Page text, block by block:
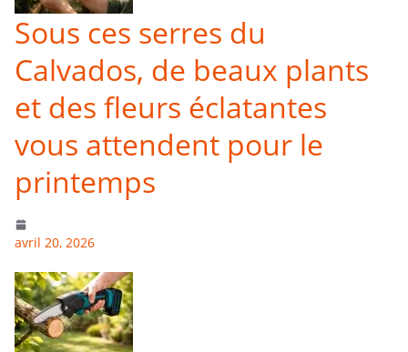
Sous ces serres du
Calvados, de beaux plants
et des fleurs éclatantes
vous attendent pour le
printemps
avril 20, 2026